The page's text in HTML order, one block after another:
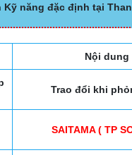
năng đặc định tại
Nội dung
Trao đổi khi
SAITAMA ( TP